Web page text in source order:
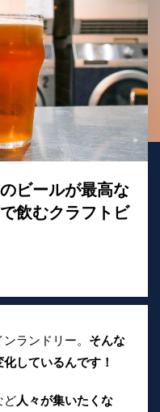
ビールが最高な
飲むクラフトビ
ランドリー。 そんな
しているんです！
ど人々が集いたくな